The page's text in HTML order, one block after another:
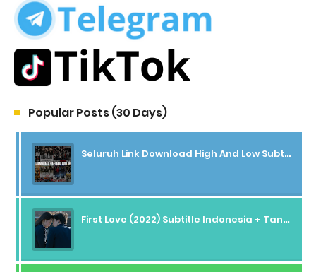
Popular Posts (30 Days)
Seluruh Link Download High And Low Subtitle Indonesia
First Love (2022) Subtitle Indonesia + Tanpa Iklan + Streaming + 1080p